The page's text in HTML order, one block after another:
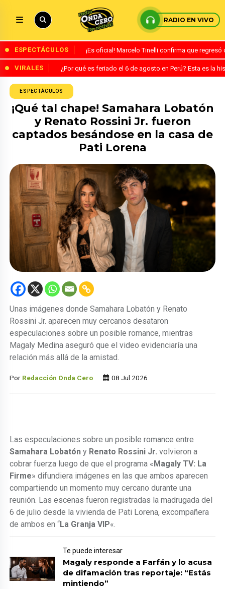
RADIO EN VIVO
ESPECTÁCULOS ¡Es oficial! Marcelo Tinelli confirma que
VIRALES ¿Por qué es feriado el 6 de agosto en Perú? Esta es la
ESPECTÁCULOS
¡Qué tal chape! Samahara Lobatón
y Renato Rossini Jr. fueron
captados besándose en la casa de
Pati Lorena
Unas imágenes donde Samahara Lobatón y Renato
Rossini Jr. aparecen muy cercanos desataron
especulaciones sobre un posible romance, mientras
Magaly Medina aseguró que el video evidenciaría una
relación más allá de la amistad.
Por Redacción Onda Cero 08 Jul 2026
Las especulaciones sobre un posible romance entre
Samahara Lobatón y Renato Rossini Jr. volvieron a
cobrar fuerza luego de que el programa « Magaly TV: La
Firme» difundiera imágenes en las que ambos aparecen
compartiendo un momento muy cercano durante una
reunión. Las escenas fueron registradas la madrugada del
6 de julio desde la vivienda de Pati Lorena, excompañera
de ambos en “La Granja VIP«.
Te puede interesar
Magaly responde a Farfán y lo acusa
de difamación tras reportaje: “Estás
mintiendo”